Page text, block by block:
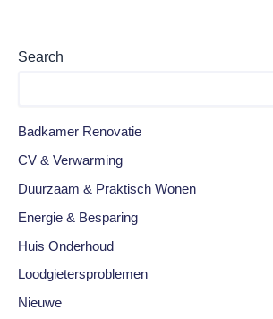
Search
Badkamer Renovatie
CV & Verwarming
Duurzaam & Praktisch Wonen
Energie & Besparing
Huis Onderhoud
Loodgietersproblemen
Nieuwe